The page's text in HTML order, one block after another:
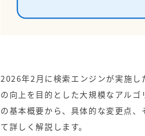
2026年2月に検索エンジンが実施
の向上を目的とした大規模なアル
の基本概要から、具体的な変更点
て詳しく解説します。